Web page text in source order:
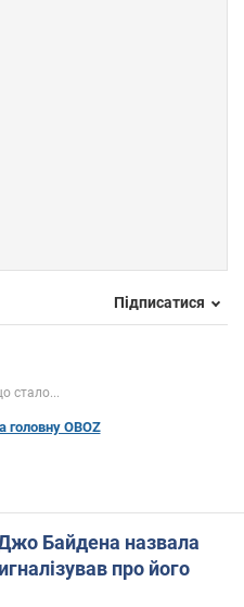
Підписатися
стало...
головну OBOZ
Байдена назвала
про його